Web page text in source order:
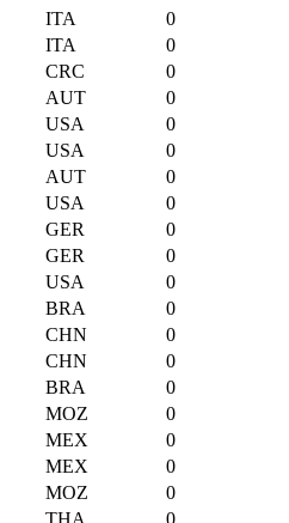
ITA
0
ITA
0
CRC
0
AUT
0
USA
0
USA
0
AUT
0
USA
0
GER
0
GER
0
USA
0
BRA
0
CHN
0
CHN
0
BRA
0
MOZ
0
MEX
0
MEX
0
MOZ
0
THA
0